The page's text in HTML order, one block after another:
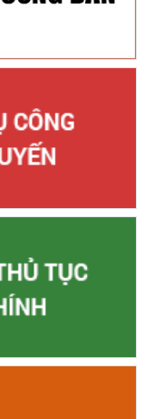
Tháng hành động